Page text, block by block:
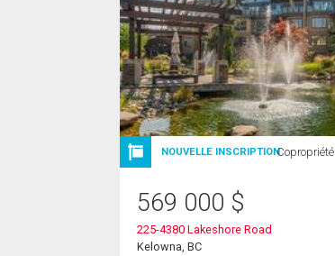
NOUVELLE INSCRIPTIONCopropriété
569 000 $
225-4380 Lakeshore Road
Kelowna, BC